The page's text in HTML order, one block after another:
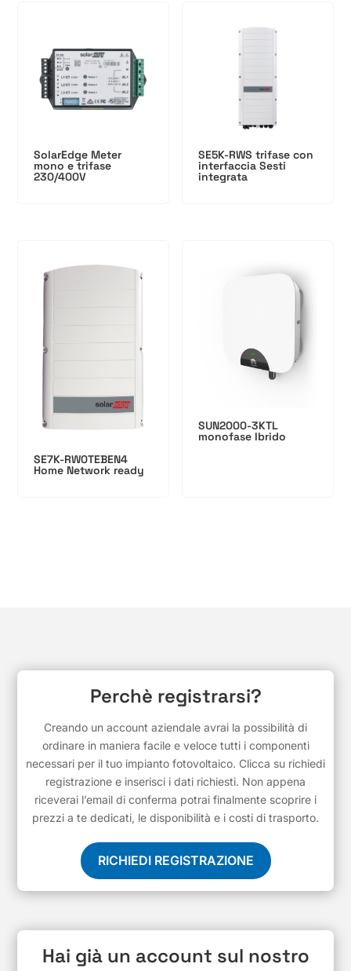
SolarEdge Meter
mono e trifase
230/400V
SE5K-RWS trifase con
interfaccia Sesti
integrata
SE7K-RW0TEBEN4
Home Network ready
SUN2000-3KTL
monofase Ibrido
Perchè registrarsi?
Creando un account aziendale avrai la possibilità di
ordinare in maniera facile e veloce tutti i componenti
necessari per il tuo impianto fotovoltaico. Clicca su richiedi
registrazione e inserisci i dati richiesti. Non appena
riceverai l’email di conferma potrai finalmente scoprire i
prezzi a te dedicati, le disponibilità e i costi di trasporto.
RICHIEDI REGISTRAZIONE
Hai già un account sul nostro